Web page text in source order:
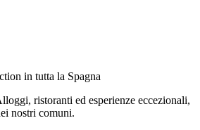
in tutta la Spagna
ristoranti ed esperienze eccezionali,
nostri comuni.